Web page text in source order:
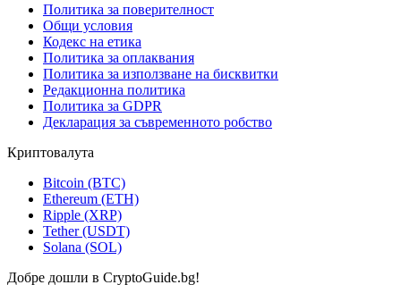
Политика за поверителност
Общи условия
Кодекс на етика
Политика за оплаквания
Политика за използване на бисквитки
Редакционна политика
Политика за GDPR
Декларация за съвременното робство
Криптовалута
Bitcoin (BTC)
Ethereum (ETH)
Ripple (XRP)
Tether (USDT)
Solana (SOL)
Добре дошли в CryptoGuide.bg!